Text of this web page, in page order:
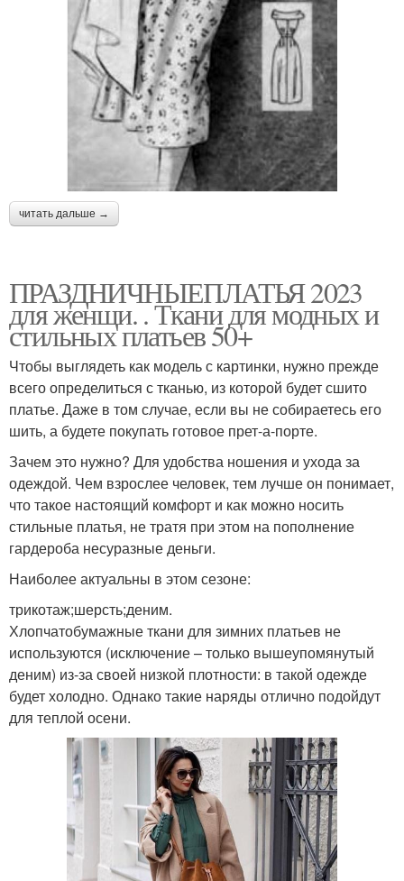
читать дальше →
ПРАЗДНИЧНЫЕПЛАТЬЯ 2023
для женщи. . Ткани для модных и
стильных платьев 50+
Чтобы выглядеть как модель с картинки, нужно прежде
всего определиться с тканью, из которой будет сшито
платье. Даже в том случае, если вы не собираетесь его
шить, а будете покупать готовое прет-а-порте.
Зачем это нужно? Для удобства ношения и ухода за
одеждой. Чем взрослее человек, тем лучше он понимает,
что такое настоящий комфорт и как можно носить
стильные платья, не тратя при этом на пополнение
гардероба несуразные деньги.
Наиболее актуальны в этом сезоне:
трикотаж;шерсть;деним.
Хлопчатобумажные ткани для зимних платьев не
используются (исключение – только вышеупомянутый
деним) из-за своей низкой плотности: в такой одежде
будет холодно. Однако такие наряды отлично подойдут
для теплой осени.